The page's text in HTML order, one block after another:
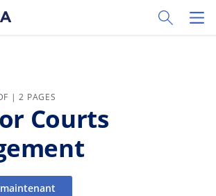
au contenu principal
Toggle
| 2 PAGES
Courts